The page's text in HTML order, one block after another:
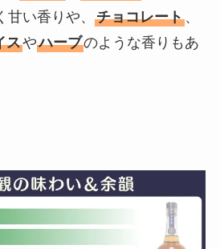
甘い香りや、 チョコレート、
スやハーブのような香りもあ